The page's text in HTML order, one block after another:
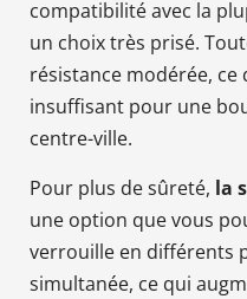
compatibilité avec la
un choix très prisé.
résistance modérée, ce
insuffisant pour une
centre-ville.
Pour plus de sûreté, la
une option que vous
verrouille en différents
simultanée, ce qui